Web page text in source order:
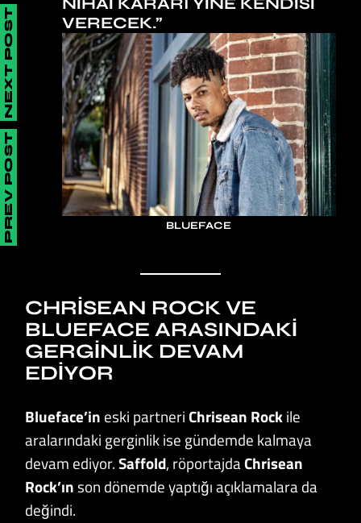
VERECEK.”
BLUEFACE
CHRISEAN ROCK VE
BLUEFACE ARASINDAKI
GERGINLIK DEVAM
EDIYOR
Blueface’in eski partneriChrisean Rockile
aralarındaki gerginlik ise gündemde kalmaya
devam ediyor.Saffold, röportajdaChrisean
Rock’ın son dönemde yaptığı açıklamalara da
değindi.
PREV POST
NEXT POST